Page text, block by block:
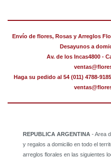
Envío de flores, Rosas y Arreglos
Desayunos a
Av. de los Incas4800 -
Haga su pedido al 54 (011) 4788-
REPUBLICA ARGENTINA - Area
y regalos a domicilio en todo el
arreglos florales en las siguientes